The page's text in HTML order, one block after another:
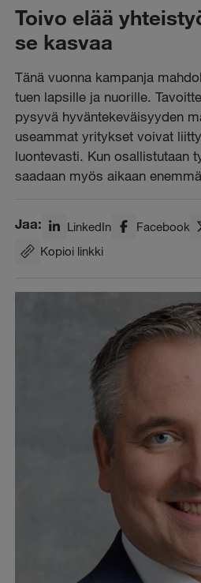
Toivo elää
se kasvaa
Tänä vuonna kampanja
tuen lapsille ja nuorille.
pysyvä hyväntekeväisyyden
useammat yritykset voivat
luontevasti. Kun osallistutaan
saadaan myös aikaan
Jaa: LinkedIn Facebook
Kopioi linkki